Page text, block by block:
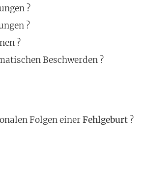
?
?
?
Beschwerden ?
Folgen einerFehlgeburt ?